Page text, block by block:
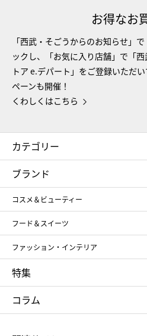
お得なお
「西武・そごうからのお知らせ」
ックし、「お気に入り店舗」で「
トア e.デパート」をご登録いただ
ペーンも開催！
くわしくはこちら
カテゴリー
コスメ＆ビューティー
ギフト
メンズ
スポーツ・アウトドア
お中元
ブランド
コスメ＆ビューティー
SHISEIDO
ポール&ジョー ボーテ
NARS
RMK
クリニーク
フード＆スイーツ
アンリ・シャルパンティエ
ゴディバ
たねや
ねんりん家
ファッション・インテリア
ポロ ラルフ ローレン
タケオ キクチ
シュタイフ
特集
お中元
ひな人形
コラム